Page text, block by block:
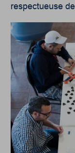
respectueuse